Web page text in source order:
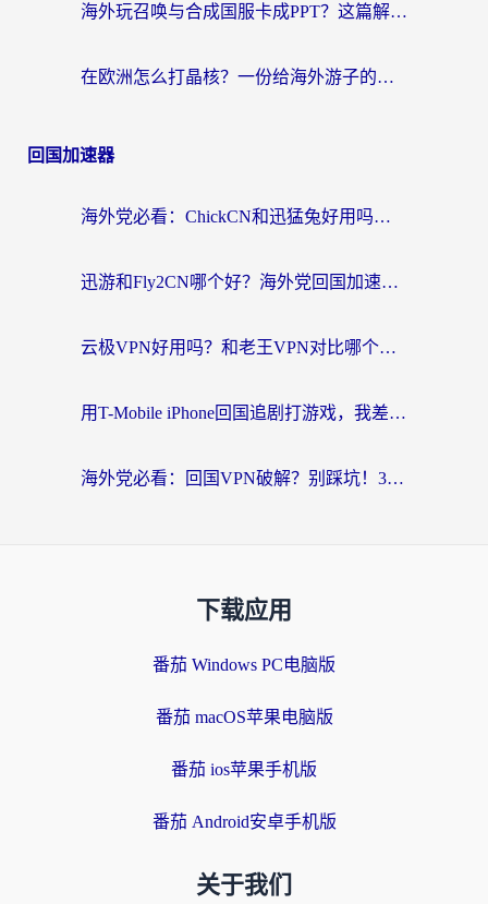
海外玩召唤与合成国服卡成PPT？这篇解决办法让你丝滑操作
在欧洲怎么打晶核？一份给海外游子的网络加速生存指南
回国加速器
海外党必看：ChickCN和迅猛兔好用吗？3招教你选对回国加速器
迅游和Fly2CN哪个好？海外党回国加速器真实测评与选择心法
云极VPN好用吗？和老王VPN对比哪个回国效果更好？海外党必看的真实体验指南
用T-Mobile iPhone回国追剧打游戏，我差点把手机砸了
海外党必看：回国VPN破解？别踩坑！3步选对加速器无缝刷国内资源
下载应用
番茄 Windows PC电脑版
番茄 macOS苹果电脑版
番茄 ios苹果手机版
番茄 Android安卓手机版
关于我们